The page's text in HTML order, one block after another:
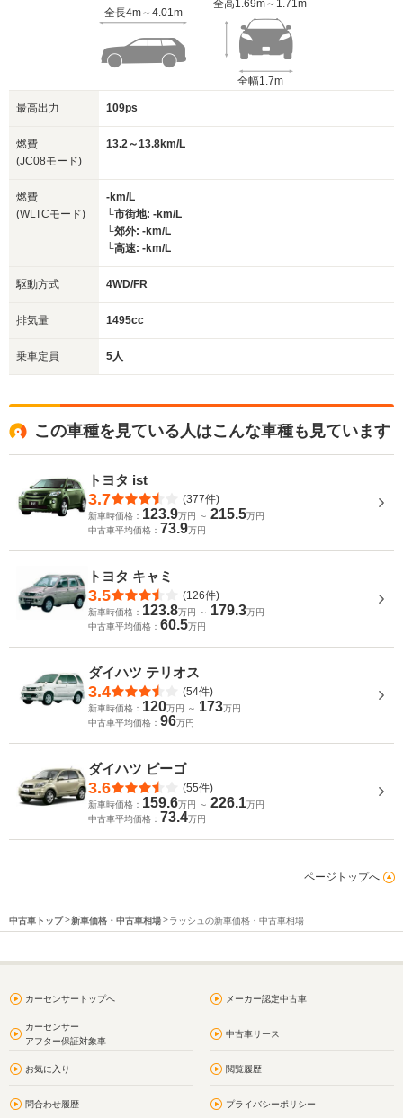
全長4m～4.01m
全高1.69m～1.71m
全幅1.7m
最高出力 109ps
燃費
(JC08モード)
13.2～13.8km/L
燃費
(WLTCモード)
-km/L
└市街地: -km/L
└郊外: -km/L
└高速: -km/L
駆動方式 4WD/FR
排気量 1495cc
乗車定員 5人
この車種を見ている人はこんな車種も見ています
トヨタ ist
3.7 (377件)
新車時価格： 123.9万円 ～ 215.5万円
中古車平均価格： 73.9万円
トヨタ キャミ
3.5 (126件)
新車時価格： 123.8万円 ～ 179.3万円
中古車平均価格： 60.5万円
ダイハツ テリオス
3.4 (54件)
新車時価格： 120万円 ～ 173万円
中古車平均価格： 96万円
ダイハツ ビーゴ
3.6 (55件)
新車時価格： 159.6万円 ～ 226.1万円
中古車平均価格： 73.4万円
ページトップへ
中古車トップ 新車価格・中古車相場 ラッシュの新車価格・中古車相場
カーセンサートップへ メーカー認定中古車
カーセンサー
アフター保証対象車
中古車リース
お気に入り 閲覧履歴
問合わせ履歴 プライバシーポリシー